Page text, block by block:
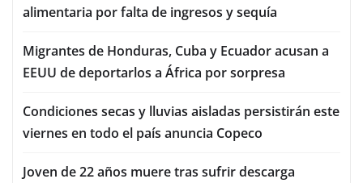
alimentaria por falta de ingresos y sequía
Migrantes de Honduras, Cuba y Ecuador acusan a
EEUU de deportarlos a África por sorpresa
Condiciones secas y lluvias aisladas persistirán este
viernes en todo el país anuncia Copeco
Joven de 22 años muere tras sufrir descarga